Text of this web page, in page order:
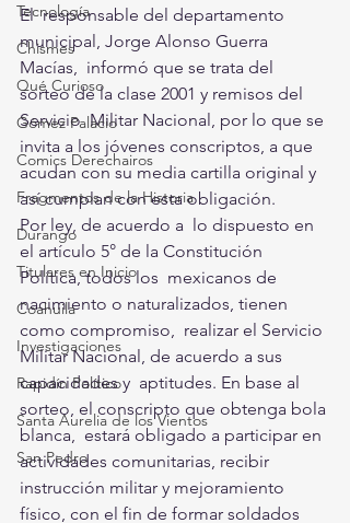
Tecnología
Chismes
Qué Curioso
Gómez Palacio
Comics Derechairos
Fragmentos de la Historia
Durango
Titulares en Inicio
Coahuila
Investigaciones
Rapidín Político
Santa Aurelia de los Vientos
San Pedro
El  responsable del departamento
municipal, Jorge Alonso Guerra
Macías,  informó que se trata del
sorteo de la clase 2001 y remisos del
Servicio  Militar Nacional, por lo que se
invita a los jóvenes conscriptos, a que
acudan con su media cartilla original y
así cumplan con esta obligación.
Por ley, de acuerdo a  lo dispuesto en
el artículo 5° de la Constitución
Política, todos los  mexicanos de
nacimiento o naturalizados, tienen
como compromiso,  realizar el Servicio
Militar Nacional, de acuerdo a sus
capacidades y  aptitudes. En base al
sorteo, el conscripto que obtenga bola
blanca,  estará obligado a participar en
actividades comunitarias, recibir
instrucción militar y mejoramiento
físico, con el fin de formar soldados